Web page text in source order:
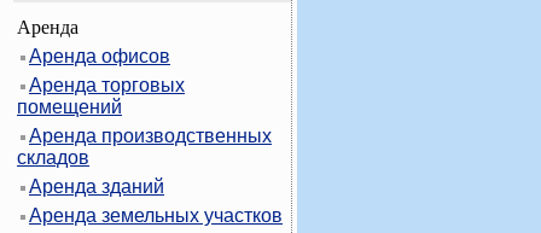
Аренда
Аренда офисов
Аренда торговых
помещений
Аренда производственных
складов
Аренда зданий
Аренда земельных участков